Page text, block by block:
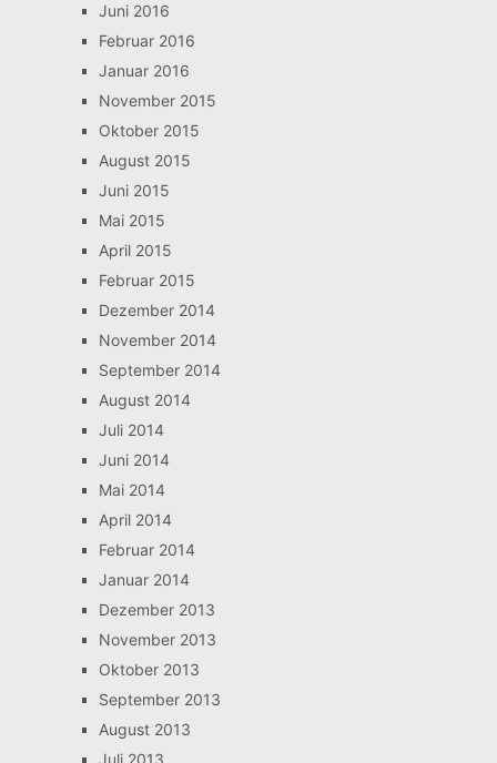
Juni 2016
Februar 2016
Januar 2016
November 2015
Oktober 2015
August 2015
Juni 2015
Mai 2015
April 2015
Februar 2015
Dezember 2014
November 2014
September 2014
August 2014
Juli 2014
Juni 2014
Mai 2014
April 2014
Februar 2014
Januar 2014
Dezember 2013
November 2013
Oktober 2013
September 2013
August 2013
Juli 2013